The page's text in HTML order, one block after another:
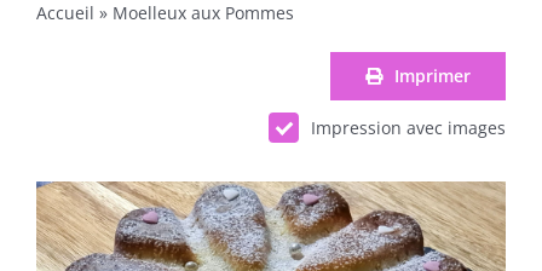
Accueil » Moelleux aux Pommes
Imprimer
Impression avec images